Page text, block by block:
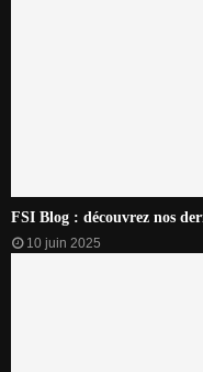
FSI Blog : découvrez nos
10 juin 2025